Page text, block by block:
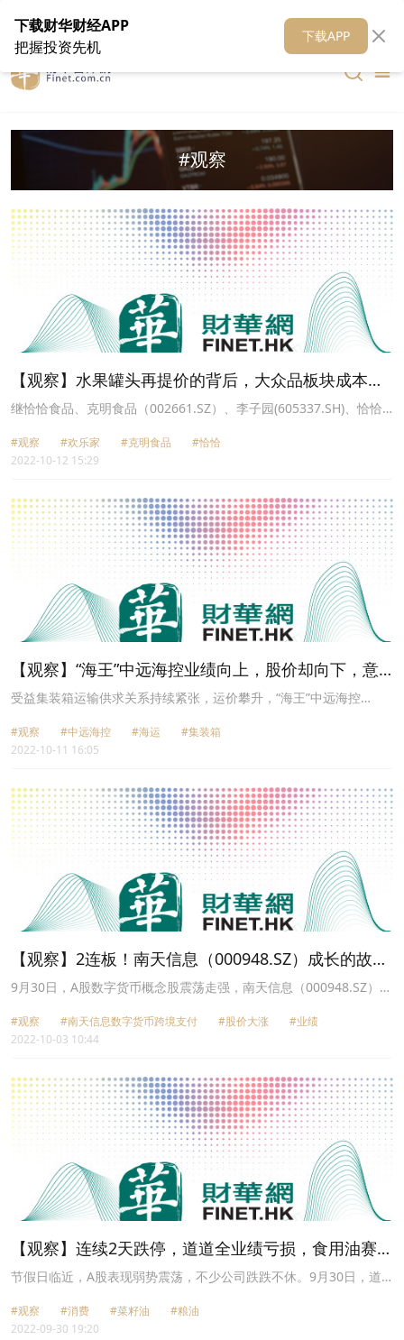
在线客服 关于我们 财华媒体矩阵 财华智库
#观察
【观察】水果罐头再提价的背后，大众品板块成本端
压力大
继恰恰食品、克明食品（002661.SZ）、李子园(605337.SH)、恰恰
幂代言的欢乐家（300997.SZ）也对旗下水果罐头进行提价，大众品
类涨价现象受到关注。
#观察 #欢乐家 #克明食品
#恰恰
2022-10-12 15:29
【观察】“海王”中远海控业绩向上，股价却向下，意
味着什么？
受益集装箱运输供求关系持续紧张，运价攀升，“海王”中远海控
#观察 #中远海控 #海运
#集装箱
2022-10-11 16:05
【观察】2连板！南天信息（000948.SZ）成长的故事
能否持续？
9月30日，A股数字货币概念股震荡走强，南天信息（000948.SZ）、
（002647.SZ）等纷纷涨停，四方精创（300468.SZ）、长亮科技
（300348.SZ）等股跟涨。
#观察 #南天信息数字货币跨境支付 #股价大涨
#业绩
2022-10-03 10:44
【观察】连续2天跌停，道道全业绩亏损，食用油赛道
何时复苏？
节假日临近，A股表现弱势震荡，不少公司跌跌不休。9月30日，道
后，公司已连续2天跌停，自9月中旬以来累计跌幅已超30%，并呈现
加速下跌态势，目前公司股价报收11.1元/股，创出6月以来的新低。
#观察 #消费 #菜籽油
#粮油
2022-09-30 19:20
下载财华财经APP
把握投资先机
下载APP